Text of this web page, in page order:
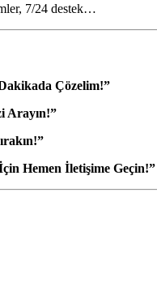
7/24 destek…
Çözelim!”
Arayın!”
Hemen İletişime Geçin!”